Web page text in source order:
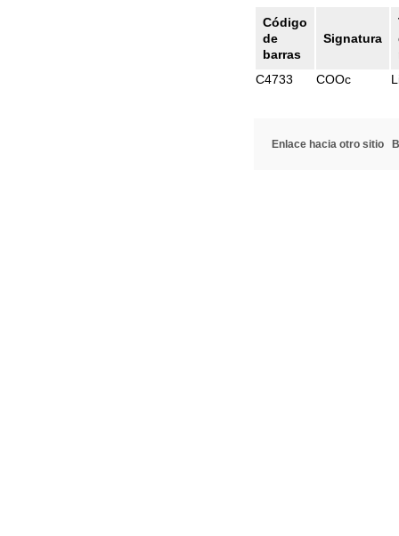
Código
de
barras
Signatura
C4733
COOc
Enlace hacia otro sitio